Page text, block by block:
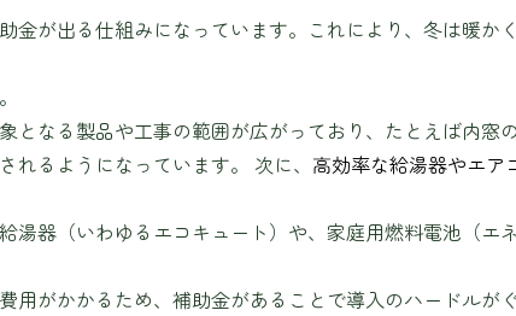
金が出る仕組みになっています。これにより、冬は暖か
となる製品や工事の範囲が広がっており、たとえば内窓
れるようになっています。 次に、 高効率な給湯器やエア
湯器（いわゆるエコキュート）や、家庭用燃料電池（エ
用がかかるため、補助金があることで導入のハードルが